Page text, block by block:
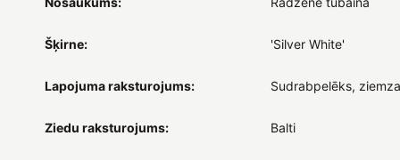
Šķirne: 'Silver White'
Lapojuma raksturojums: Sudrabpelēks,
Ziedu raksturojums: Balti